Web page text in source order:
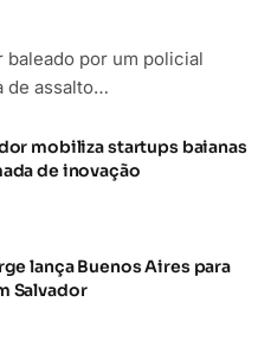
baleado por um policial
de assalto…
mobiliza startups baianas
de inovação
lança Buenos Aires para
Salvador